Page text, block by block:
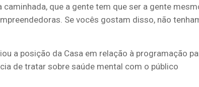
que a gente tem que ser a gente
Se vocês gostam disso, não
a posição da Casa em relação à programação
de tratar sobre saúde mental com o público